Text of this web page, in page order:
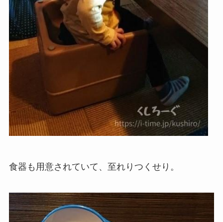
食器も用意されていて、至れりつくせり。